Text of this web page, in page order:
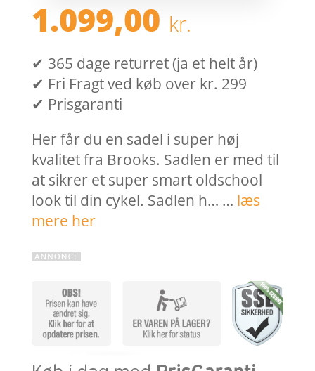
1.099,00 kr.
✔ 365 dage returret (ja et helt år)
✔ Fri Fragt ved køb over kr. 299
✔ Prisgaranti
Her får du en sadel i super høj
kvalitet fra Brooks. Sadlen er med til
at sikrer et super smart oldschool
look til din cykel. Sadlen h… … læs
mere her